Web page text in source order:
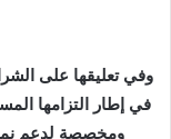
في إطار التزامها
ومخصصة لدعم نمو